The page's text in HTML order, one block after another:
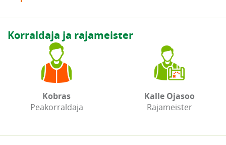
Korraldaja ja rajameister
Kobras
Peakorraldaja
Kalle Ojasoo
Rajameister